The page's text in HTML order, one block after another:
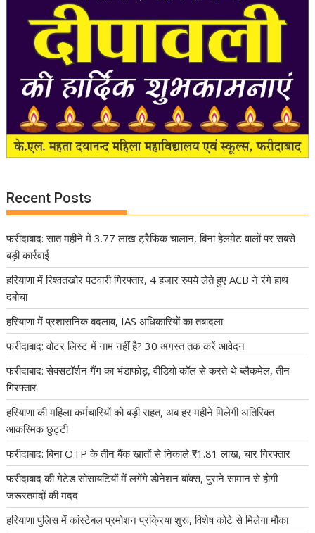
Recent Posts
फरीदाबाद: सात महीने में 3.77 लाख ट्रैफिक चालान, बिना हेलमेट वालों पर सबसे
बड़ी कार्रवाई
हरियाणा में रिश्वतखोर पटवारी गिरफ्तार, 4 हजार रुपये लेते हुए ACB ने रंगे हाथ
दबोचा
हरियाणा में प्रशासनिक बदलाव, IAS अधिकारियों का तबादला
फरीदाबाद: वोटर लिस्ट में नाम नहीं है? 30 अगस्त तक करें आवेदन
फरीदाबाद: सेक्सटॉर्शन गैंग का भंडाफोड़, वीडियो कॉल से करते थे ब्लैकमेल, तीन
गिरफ्तार
हरियाणा की महिला कर्मचारियों को बड़ी राहत, अब हर महीने मिलेगी अतिरिक्त
आकस्मिक छुट्टी
फरीदाबाद: बिना OTP के तीन बैंक खातों से निकाले ₹1.81 लाख, चार गिरफ्तार
फरीदाबाद की गेटेड सोसायटियों में लगेंगे डोनेशन बॉक्स, पुराने सामान से होगी
जरूरतमंदों की मदद
हरियाणा पुलिस में कांस्टेबल प्रमोशन प्रक्रिया शुरू, विशेष कोटे से मिलेगा मौका